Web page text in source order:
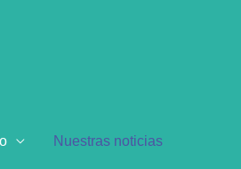
Nuestras noticias